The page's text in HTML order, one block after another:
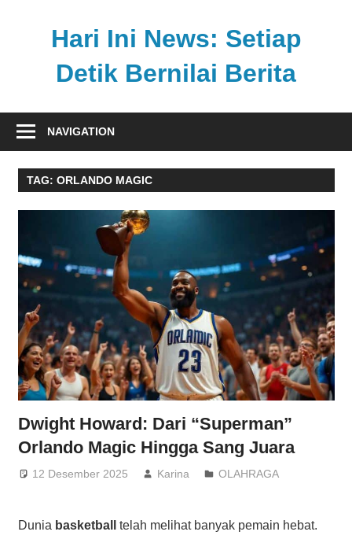
Hari Ini News: Setiap
Detik Bernilai Berita
nasional
internasional
tercepat
NAVIGATION
TAG: ORLANDO MAGIC
Dwight Howard: Dari “Superman”
Orlando Magic Hingga Sang Juara
12 Desember 2025 Karina OLAHRAGA
Dunia basketball
telah melihat banyak pemain hebat.